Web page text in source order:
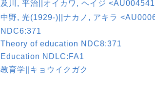
及川, 平治||オイカワ, ヘイジ
中野, 光(1929-)||ナカノ, アキラ
NDC6:371
Theory of education NDC8:371
Education NDLC:FA1
教育学||キョウイクガク